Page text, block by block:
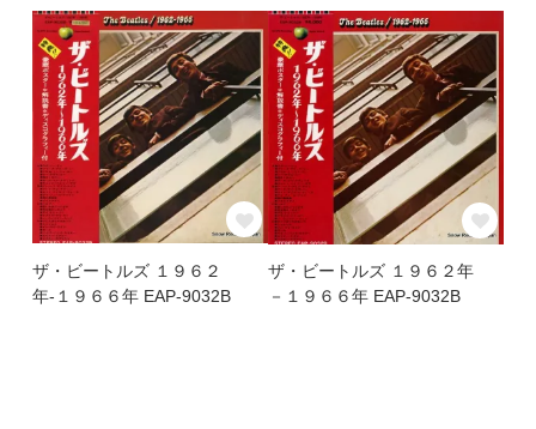
ザ・ビートルズ １９６２
年-１９６６年 EAP-9032B
ザ・ビートルズ １９６２年
－１９６６年 EAP-9032B